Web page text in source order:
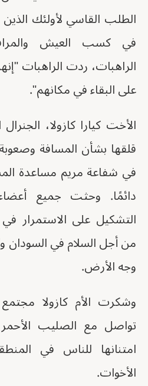
الطلب القاسي لأولئك الذين
في كسب العيش
الراهبات، ردت الراهبات
على البقاء في مكانهم".
الأخت كيارا كازولا،
قلقها بشأن المسافة وصعوبة
في شفاعة مريم مساعدة
دائمًا. وحثت جميع
التشكيل على الاستمرار في
من أجل السلام في السودان
وجه الأرض.
وشكرت الأم كازولا
تواصل مع الصليب الأحمر
امتنانها للناس في
الأخوات.